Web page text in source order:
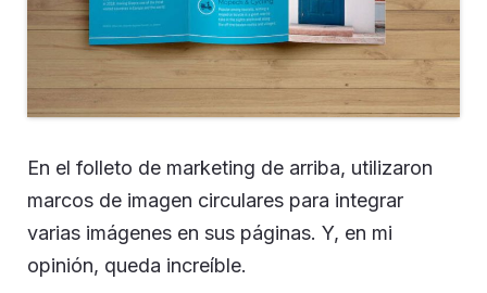
En el folleto de marketing de arriba, utilizaron
marcos de imagen circulares para integrar
varias imágenes en sus páginas. Y, en mi
opinión, queda increíble.